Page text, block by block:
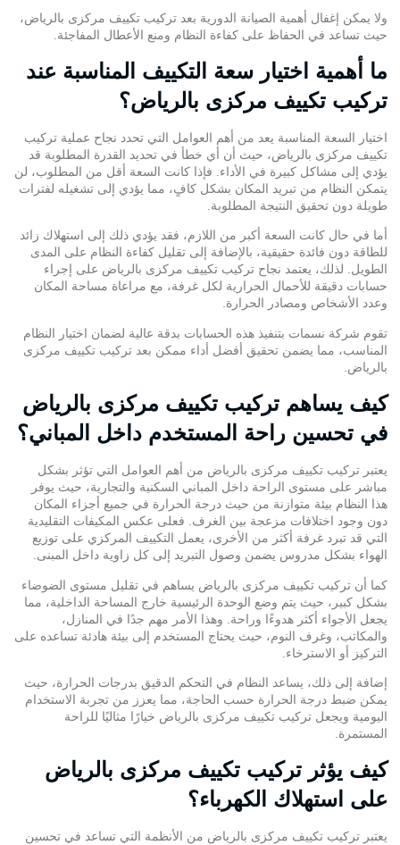
ولا يمكن إغفال أهمية الصيانة الدورية بعد تركيب تكييف مركزى بالرياض،
حيث تساعد في الحفاظ على كفاءة النظام ومنع الأعطال المفاجئة.
ما أهمية اختيار سعة التكييف المناسبة عند
تركيب تكييف مركزى بالرياض؟
اختيار السعة المناسبة يعد من أهم العوامل التي تحدد نجاح عملية تركيب
تكييف مركزى بالرياض، حيث أن أي خطأ في تحديد القدرة المطلوبة قد
يؤدي إلى مشاكل كبيرة في الأداء. فإذا كانت السعة أقل من المطلوب، لن
يتمكن النظام من تبريد المكان بشكل كافٍ، مما يؤدي إلى تشغيله لفترات
طويلة دون تحقيق النتيجة المطلوبة.
أما في حال كانت السعة أكبر من اللازم، فقد يؤدي ذلك إلى استهلاك زائد
للطاقة دون فائدة حقيقية، بالإضافة إلى تقليل كفاءة النظام على المدى
الطويل. لذلك، يعتمد نجاح تركيب تكييف مركزى بالرياض على إجراء
حسابات دقيقة للأحمال الحرارية لكل غرفة، مع مراعاة مساحة المكان
وعدد الأشخاص ومصادر الحرارة.
تقوم شركة نسمات بتنفيذ هذه الحسابات بدقة عالية لضمان اختيار النظام
المناسب، مما يضمن تحقيق أفضل أداء ممكن بعد تركيب تكييف مركزى
بالرياض.
كيف يساهم تركيب تكييف مركزى بالرياض
في تحسين راحة المستخدم داخل المباني؟
يعتبر تركيب تكييف مركزى بالرياض من أهم العوامل التي تؤثر بشكل
مباشر على مستوى الراحة داخل المباني السكنية والتجارية، حيث يوفر
هذا النظام بيئة متوازنة من حيث درجة الحرارة في جميع أجزاء المكان
دون وجود اختلافات مزعجة بين الغرف. فعلى عكس المكيفات التقليدية
التي قد تبرد غرفة أكثر من الأخرى، يعمل التكييف المركزي على توزيع
الهواء بشكل مدروس يضمن وصول التبريد إلى كل زاوية داخل المبنى.
كما أن تركيب تكييف مركزى بالرياض يساهم في تقليل مستوى الضوضاء
بشكل كبير، حيث يتم وضع الوحدة الرئيسية خارج المساحة الداخلية، مما
يجعل الأجواء أكثر هدوءًا وراحة. وهذا الأمر مهم جدًا في المنازل،
والمكاتب، وغرف النوم، حيث يحتاج المستخدم إلى بيئة هادئة تساعده على
التركيز أو الاسترخاء.
إضافة إلى ذلك، يساعد النظام في التحكم الدقيق بدرجات الحرارة، حيث
يمكن ضبط درجة الحرارة حسب الحاجة، مما يعزز من تجربة الاستخدام
اليومية ويجعل تركيب تكييف مركزى بالرياض خيارًا مثاليًا للراحة
المستمرة.
كيف يؤثر تركيب تكييف مركزى بالرياض
على استهلاك الكهرباء؟
يعتبر تركيب تكييف مركزى بالرياض من الأنظمة التي تساعد في تحسين